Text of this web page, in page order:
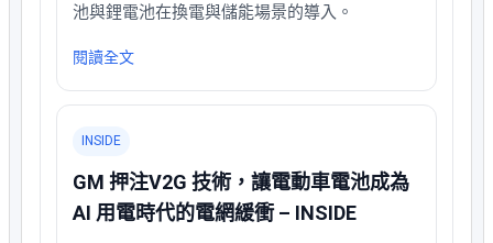
池與鋰電池在換電與儲能場景的導入。
閱讀全文
INSIDE
GM 押注V2G 技術，讓電動車電池成為
AI 用電時代的電網緩衝 – INSIDE